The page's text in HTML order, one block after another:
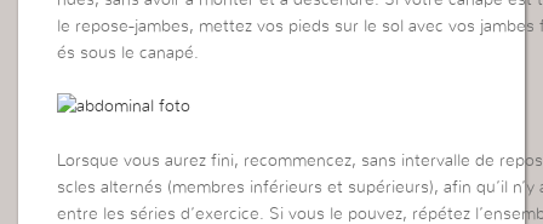
le repose-jambes, mettez vos pieds sur le sol avec vos
és sous le canapé.
Lorsque vous aurez fini, recommencez, sans intervalle de
scles alternés (membres inférieurs et supérieurs), afin qu’il n’y
entre les séries d’exercice. Si vous le pouvez, répétez